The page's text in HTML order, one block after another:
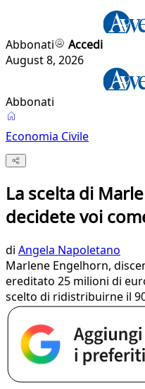
Abbonati
Accedi
August 8, 2026
Abbonati
Economia Civile
La scelta di
decidete voi
di Angela Napoletano
Marlene Engelhorn,
ereditato 25 milioni di
scelto di ridistribuirne il